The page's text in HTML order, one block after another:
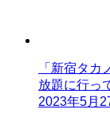
「新宿タ
放題に行っ
2023年5月